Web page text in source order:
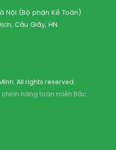
Nội (Bộ phận Kế Toán)
Cầu Giấy, HN
All rights reserved.
hãng toàn miền Bắc